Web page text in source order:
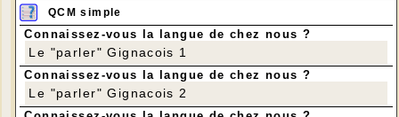
QCM simple
Connaissez-vous la langue de chez nous ?
Le "parler" Gignacois 1
Connaissez-vous la langue de chez nous ?
Le "parler" Gignacois 2